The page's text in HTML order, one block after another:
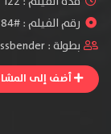
رقم الفيلم : #26784
بطولة :
أضف إلى